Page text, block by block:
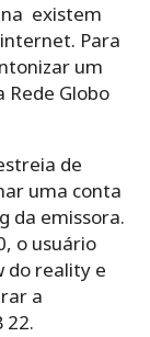
na existem
Para
um
Globo
de
uma conta
da emissora.
o usuário
do reality e
a
22.